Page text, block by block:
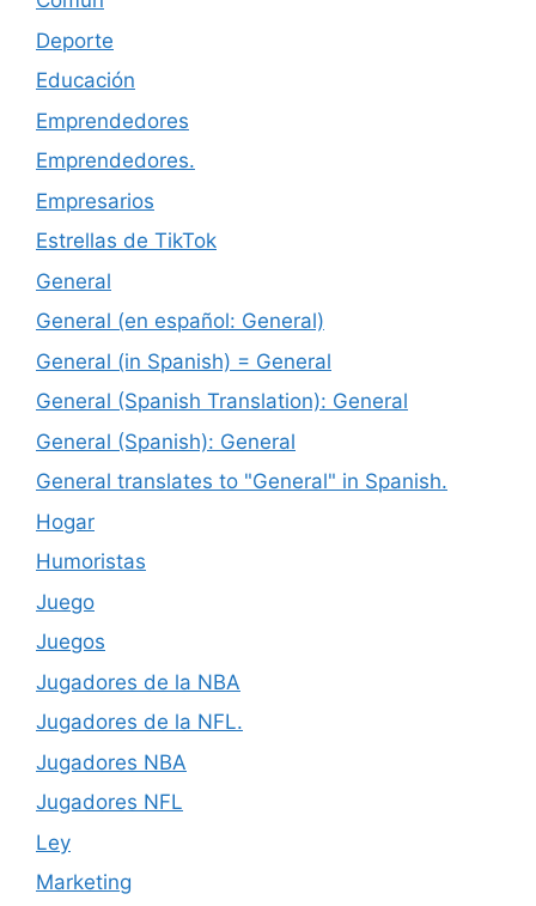
Deporte
Educación
Emprendedores
Emprendedores.
Empresarios
Estrellas de TikTok
General
General (en español: General)
General (in Spanish) = General
General (Spanish Translation): General
General (Spanish): General
General translates to "General" in Spanish.
Hogar
Humoristas
Juego
Juegos
Jugadores de la NBA
Jugadores de la NFL.
Jugadores NBA
Jugadores NFL
Ley
Marketing